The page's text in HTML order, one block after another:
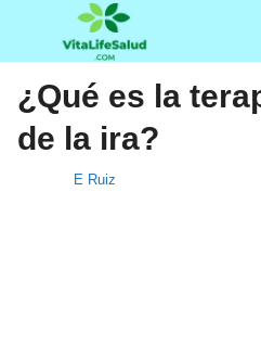
¿Qué es la
de la ira?
E Ruiz